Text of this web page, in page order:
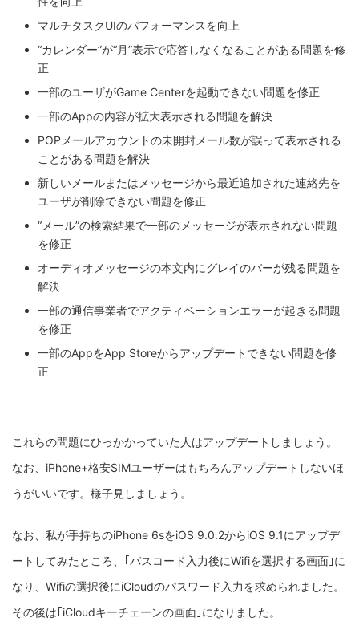
マルチタスクUIのパフォーマンスを向上
“カレンダー”が“月”表示で応答しなくなることがある問題を修
正
一部のユーザがGame Centerを起動できない問題を修正
一部のAppの内容が拡大表示される問題を解決
POPメールアカウントの未開封メール数が誤って表示される
ことがある問題を解決
新しいメールまたはメッセージから最近追加された連絡先を
ユーザが削除できない問題を修正
“メール”の検索結果で一部のメッセージが表示されない問題
を修正
オーディオメッセージの本文内にグレイのバーが残る問題を
解決
一部の通信事業者でアクティベーションエラーが起きる問題
を修正
一部のAppをApp Storeからアップデートできない問題を修
正
これらの問題にひっかかっていた人はアップデートしましょう。
なお、iPhone+格安SIMユーザーはもちろんアップデートしないほ
うがいいです。様子見しましょう。
なお、私が手持ちのiPhone 6sをiOS 9.0.2からiOS 9.1にアップデ
ートしてみたところ、｢パスコード入力後にWifiを選択する画面｣に
なり、Wifiの選択後にiCloudのパスワード入力を求められました。
その後は｢iCloudキーチェーンの画面｣になりました。